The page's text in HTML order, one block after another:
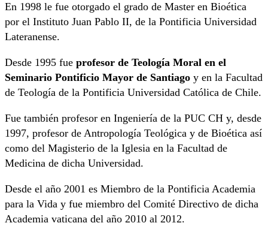
En 1998 le fue otorgado el grado de Master en Bioética
por el Instituto Juan Pablo II, de la Pontificia Universidad
Lateranense.
Desde 1995 fue profesor de Teología Moral en el
Seminario Pontificio Mayor de Santiago y en la Facultad
de Teología de la Pontificia Universidad Católica de Chile.
Fue también profesor en Ingeniería de la PUC CH y, desde
1997, profesor de Antropología Teológica y de Bioética así
como del Magisterio de la Iglesia en la Facultad de
Medicina de dicha Universidad.
Desde el año 2001 es Miembro de la Pontificia Academia
para la Vida y fue miembro del Comité Directivo de dicha
Academia vaticana del año 2010 al 2012.